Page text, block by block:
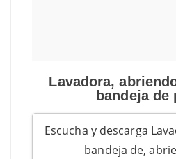
Lavadora,
bandeja de
Escucha y descarga
bandeja de,